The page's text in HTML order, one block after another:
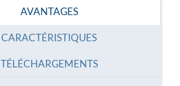
AVANTAGES
CARACTÉRISTIQUES
TÉLÉCHARGEMENTS